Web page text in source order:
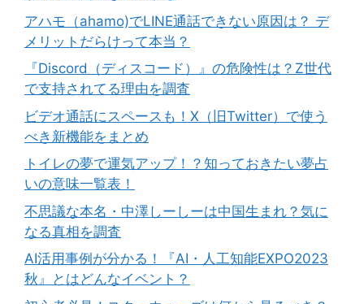
アハモ（ahamo)でLINE通話できない原因は？ デ
メリットだらけって本当？
『Discord（ディスコード）』の危険性は？Z世代
で支持されてる理由を調査
ビデオ通話にスペースも！X（旧Twitter）で使う
べき新機能をまとめ
トイレの夢で運気アップ！？知っておきたい夢占
いの意味一覧表！
不思議な本名・中澤しーしーは中国生まれ？気に
なる真相を調査
AI活用事例が分かる！『AI・人工知能EXPO2023
秋』とはどんなイベント？